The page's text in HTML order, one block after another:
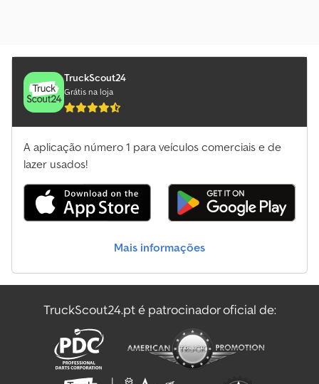
TruckScout24
Grátis na loja
A aplicação número 1 para veículos comerciais e de
lazer usados!
Mais informações
TruckScout24.pt é patrocinador oficial de: